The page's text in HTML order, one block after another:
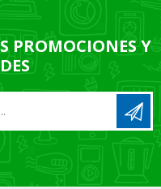
PROMOCIONES Y